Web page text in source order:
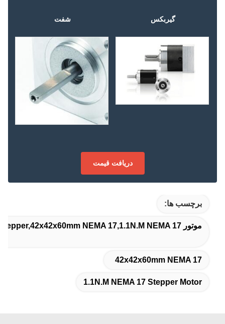
گیربکس شفت
دریافت قیمت
برچسب ها:
موتور 60mm NEMA 17 Stepper,42x42x60mm NEMA 17,1.1N.M NEMA 17 موتور مرحله ای
42x42x60mm NEMA 17
1.1N.M NEMA 17 Stepper Motor